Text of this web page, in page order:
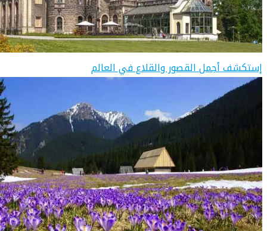
إستكشف أجمل القصور والقلاع في العالم